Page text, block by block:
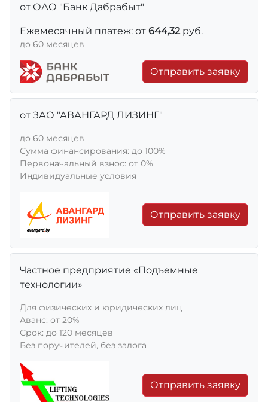
от ОАО "Банк Дабрабыт"
Ежемесячный платеж: от 644,32руб.
до 60 месяцев
Отправить заявку
от ЗАО "АВАНГАРД ЛИЗИНГ"
до 60 месяцев
Сумма финансирования: до 100%
Первоначальный взнос: от 0%
Индивидуальные условия
Отправить заявку
Частное предприятие «Подъемные
технологии»
Для физических и юридических лиц
Aванс: от 20%
Срок: до 120 месяцев
Без поручителей, без залога
Отправить заявку